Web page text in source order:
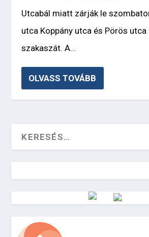
Utcabál miatt zárják le
utca Koppány utca és Pörös
szakaszát. A...
OLVASS TOVÁBB